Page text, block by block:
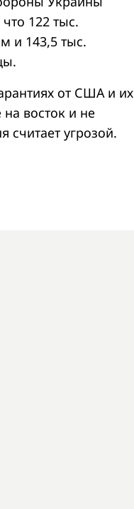
122 тыс.
и 143,5 тыс.
от США и их
восток и не
считает угрозой.